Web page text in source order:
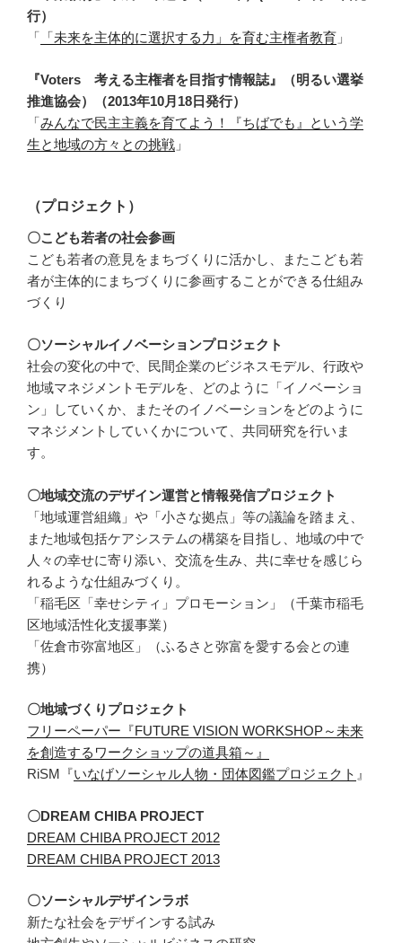
行）
「
「未来を主体的に選択する力」を育む主権者教育 」
『Voters 考える主権者を目指す情報誌』（明るい選挙
推進協会）（2013年10月18日発行）
「みんなで民主主義を育てよう！『ちばでも』という学
生と地域の方々との挑戦 」
（プロジェクト）
〇こども若者の社会参画
こども若者の意見をまちづくりに活かし、またこども若
者が主体的にまちづくりに参画することができる仕組み
づくり
〇ソーシャルイノベーションプロジェクト
社会の変化の中で、民間企業のビジネスモデル、行政や
地域マネジメントモデルを、どのように「イノベーショ
ン」していくか、またそのイノベーションをどのように
マネジメントしていくかについて、共同研究を行いま
す。
〇地域交流のデザイン運営と情報発信プロジェクト
「地域運営組織」や「小さな拠点」等の議論を踏まえ、
また地域包括ケアシステムの構築を目指し、地域の中で
人々の幸せに寄り添い、交流を生み、共に幸せを感じら
れるような仕組みづくり。
「稲毛区「幸せシティ」プロモーション」（千葉市稲毛
区地域活性化支援事業）
「佐倉市弥富地区」（ふるさと弥富を愛する会との連
携）
〇地域づくりプロジェクト
フリーペーパー『FUTURE VISION WORKSHOP～未来
を創造するワークショップの道具箱～』
RiSM『いなげソーシャル人物・団体図鑑プロジェクト 』
〇DREAM CHIBA PROJECT
DREAM CHIBA PROJECT 2012
DREAM CHIBA PROJECT 2013
〇ソーシャルデザインラボ
新たな社会をデザインする試み